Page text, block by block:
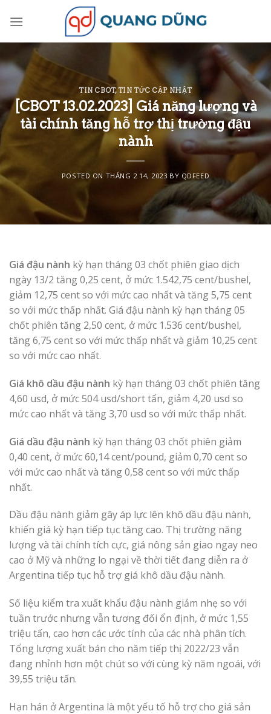
TIN CBOT, TIN TỨC CẬP NHẬT
[CBOT 13.02.2023] Giá năng lượng và
tài chính tăng hỗ trợ thị trường đậu
nành
POSTED ON THÁNG 2 14, 2023 BY QDFEED
Giá đậu nành kỳ hạn tháng 03 chốt phiên giao dịch
ngày 13/2 tăng 0,25 cent, ở mức 1.542,75 cent/bushel,
giảm 12,75 cent so với mức cao nhất và tăng 5,75 cent
so với mức thấp nhất. Giá đậu nành kỳ hạn tháng 05
chốt phiên tăng 2,50 cent, ở mức 1.536 cent/bushel,
tăng 6,75 cent so với mức thấp nhất và giảm 10,25 cent
so với mức cao nhất.
Giá khô dầu đậu nành kỳ hạn tháng 03 chốt phiên tăng
4,60 usd, ở mức 504 usd/short tấn, giảm 4,20 usd so
mức cao nhất và tăng 3,70 usd so với mức thấp nhất.
Giá dầu đậu nành kỳ hạn tháng 03 chốt phiên giảm
0,40 cent, ở mức 60,14 cent/pound, giảm 0,70 cent so
với mức cao nhất và tăng 0,58 cent so với mức thấp
nhất.
Dầu đậu nành giảm gây áp lực lên khô dầu đậu nành,
khiến giá kỳ hạn tiếp tục tăng cao. Thị trường năng
lượng và tài chính tích cực, giá nông sản giao ngay neo
cao ở Mỹ và những lo ngại về thời tiết đang diễn ra ở
Argentina tiếp tục hỗ trợ giá khô dầu đậu nành.
Số liệu kiểm tra xuất khẩu đậu nành giảm nhẹ so với
tuần trước nhưng vẫn tương đối ổn định, ở mức 1,55
triệu tấn, cao hơn các ước tính của các nhà phân tích.
Tổng lượng xuất bán cho năm tiếp thị 2022/23 vẫn
đang nhỉnh hơn một chút so với cùng kỳ năm ngoái, với
39,55 triệu tấn.
Hạn hán ở Argentina là một yếu tố hỗ trợ cho giá sản